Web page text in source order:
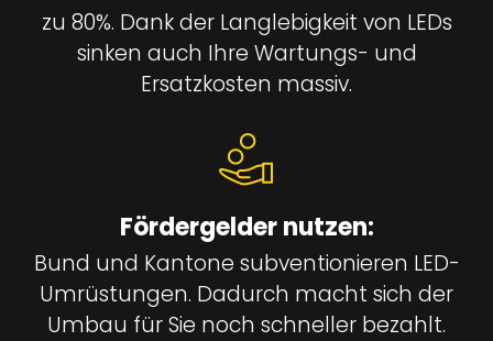
zu 80%. Dank der Langlebigkeit von LEDs
sinken auch Ihre Wartungs- und
Ersatzkosten massiv.
Fördergelder nutzen:
Bund und Kantone subventionieren LED-
Umrüstungen. Dadurch macht sich der
Umbau für Sie noch schneller bezahlt.